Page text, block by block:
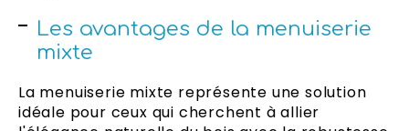
Les avantages de la menuiserie
mixte
La menuiserie mixte représente une solution
idéale pour ceux qui cherchent à allier